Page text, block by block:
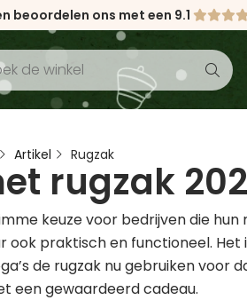
beoordelen ons met een 9.1
Artikel Rugzak
rugzak
keuze voor bedrijven die
ook praktisch en functioneel.
de rugzak nu gebruiken
een gewaardeerd cadeau.